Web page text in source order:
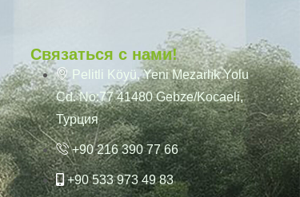
Связаться с нами!
Pelitli Köyü, Yeni Mezarlık Yolu
Cd. No:77 41480 Gebze/Kocaeli,
Турция
+90 216 390 77 66
+90 533 973 49 83